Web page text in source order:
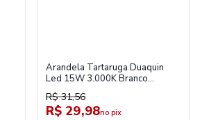
Arandela Tartaruga Duaquin
Led 15W 3.000K Branco
Tl015313
R$ 31,56
R$ 29,98no pix